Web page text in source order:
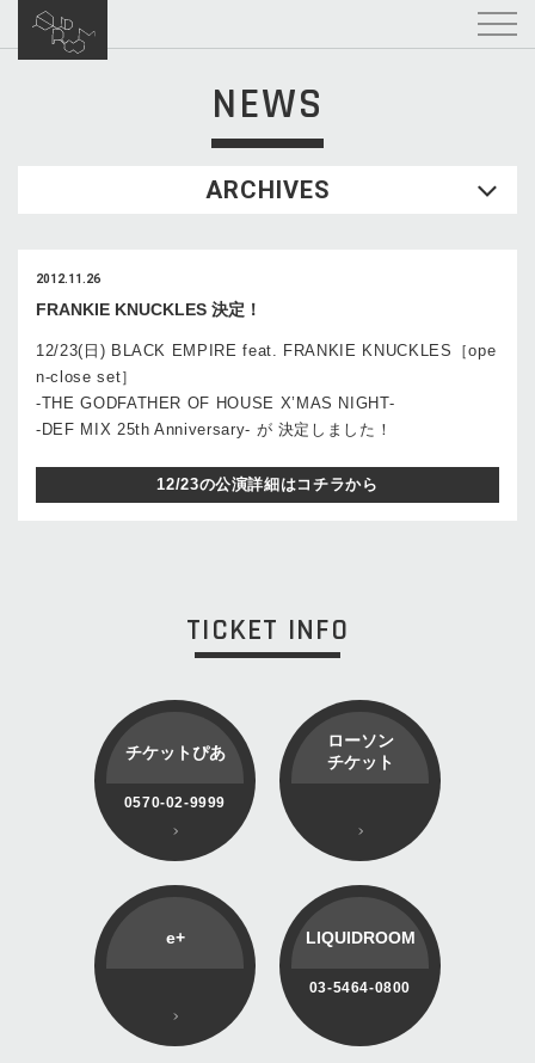
NEWS
ARCHIVES
2012.11.26
FRANKIE KNUCKLES 決定！
12/23(日) BLACK EMPIRE feat. FRANKIE KNUCKLES［ope
n-close set］
-THE GODFATHER OF HOUSE X’MAS NIGHT-
-DEF MIX 25th Anniversary- が 決定しました！
12/23の公演詳細はコチラから
TICKET INFO
チケットぴあ
0570-02-9999
ローソン
チケット
e+ LIQUIDROOM
03-5464-0800